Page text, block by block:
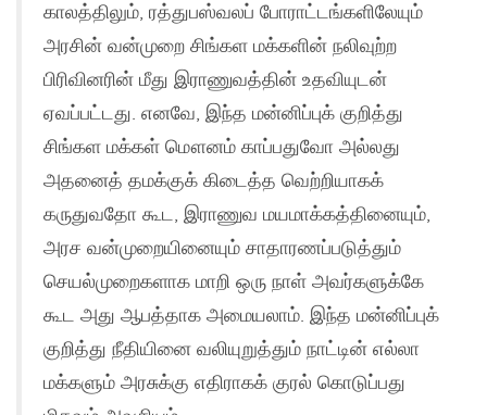
காலத்திலும், ரத்துபஸ்வலப் போராட்டங்களிலேயும்
அரசின் வன்முறை சிங்கள மக்களின் நலிவுற்ற
பிரிவினரின் மீது இராணுவத்தின் உதவியுடன்
ஏவப்பட்டது. எனவே, இந்த மன்னிப்புக் குறித்து
சிங்கள மக்கள் மௌனம் காப்பதுவோ அல்லது
அதனைத் தமக்குக் கிடைத்த வெற்றியாகக்
கருதுவதோ கூட, இராணுவ மயமாக்கத்தினையும்,
அரச வன்முறையினையும் சாதாரணப்படுத்தும்
செயல்முறைகளாக‌ மாறி ஒரு நாள் அவர்களுக்கே
கூட அது ஆபத்தாக அமையலாம். இந்த மன்னிப்புக்
குறித்து நீதியினை வலியுறுத்தும் நாட்டின் எல்லா
மக்களும் அரசுக்கு எதிராகக் குரல் கொடுப்பது